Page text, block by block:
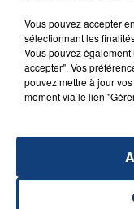
20 juillet 2026
UNE
La famille a
reconnu sa
excuses.
TITRES
Vous pouvez accepter
sélectionnant les
Vous pouvez
accepter". Vos
pouvez mettre à jour
moment via le lien